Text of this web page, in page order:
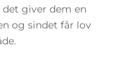
det giver dem en
og sindet får lov